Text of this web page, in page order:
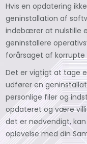
Hvis en opdatering
geninstallation af
indebærer at nulstille
geninstallere
forårsaget af
Det er vigtigt at tage
udfører en
personlige filer og
opdateret og være
det er nødvendigt,
oplevelse med din